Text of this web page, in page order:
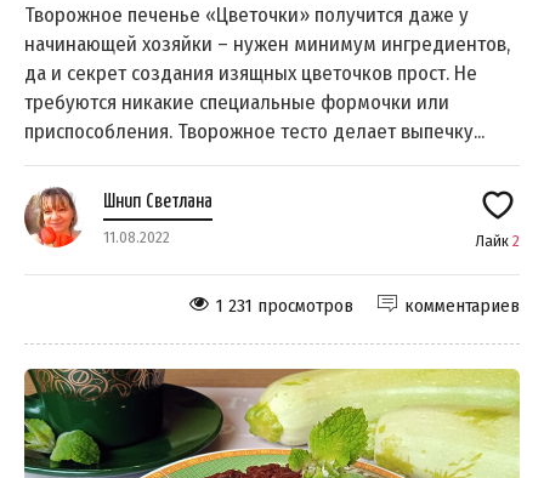
Творожное печенье «Цветочки» получится даже у
начинающей хозяйки – нужен минимум ингредиентов,
да и секрет создания изящных цветочков прост. Не
требуются никакие специальные формочки или
приспособления. Творожное тесто делает выпечку...
Шнип Светлана
11.08.2022 Лайк 2
комментариев
1 231 просмотров